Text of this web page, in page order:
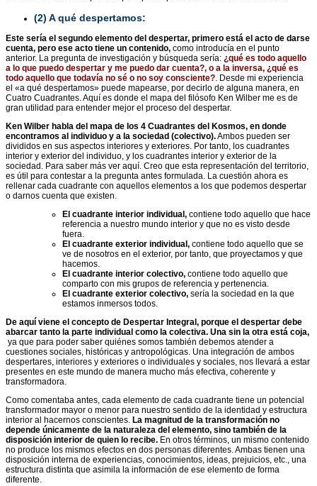
(2) A qué despertamos:
Este sería el segundo elemento del despertar, primero está el acto de darse
cuenta, pero ese acto tiene un contenido, como introducía en el punto
anterior. La pregunta de investigación y búsqueda sería: ¿qué es todo aquello
a lo que puedo despertar y me puedo dar cuenta?, o a la inversa, ¿qué es
todo aquello que todavía no sé o no soy consciente?. Desde mi experiencia
el «a qué despertamos» puede mapearse, por decirlo de alguna manera, en
Cuatro Cuadrantes. Aquí es donde el mapa del filósofo Ken Wilber me es de
gran utilidad para entender mejor el proceso del despertar.
Ken Wilber habla del mapa de los 4 Cuadrantes del Kosmos, en donde
encontramos al individuo y a la sociedad (colectivo).Ambos pueden ser
divididos en sus aspectos interiores y exteriores. Por tanto, los cuadrantes
interior y exterior del individuo, y los cuadrantes interior y exterior de la
sociedad. Para saber más ver aquí. Creo que esta representación del territorio,
es útil para contestar a la pregunta antes formulada. La cuestión ahora es
rellenar cada cuadrante con aquellos elementos a los que podemos despertar
o darnos cuenta que existen.
El cuadrante interior individual, contiene todo aquello que hace
referencia a nuestro mundo interior y que no es visto desde
fuera.
El cuadrante exterior individual, contiene todo aquello que se
ve de nosotros en el exterior, por tanto, que proyectamos y que
hacemos.
El cuadrante interior colectivo, contiene todo aquello que
comparto con mis grupos de referencia y pertenencia.
El cuadrante exterior colectivo, sería la sociedad en la que
estamos inmersos todos.
De aquí viene el concepto de Despertar Integral, porque el despertar debe
abarcar tanto la parte individual como la colectiva. Una sin la otra está coja,
ya que para poder saber quiénes somos también debemos atender a
cuestiones sociales, históricas y antropológicas. Una integración de ambos
despertares, interiores y exteriores o individuales y sociales, nos llevará a estar
presentes en este mundo de manera mucho más efectiva, coherente y
transformadora.
Como comentaba antes, cada elemento de cada cuadrante tiene un potencial
transformador mayor o menor para nuestro sentido de la identidad y estructura
interior al hacernos conscientes. La magnitud de la transformación no
depende únicamente de la naturaleza del elemento, sino también de la
disposición interior de quien lo recibe. En otros términos, un mismo contenido
no produce los mismos efectos en dos personas diferentes. Ambas tienen una
disposición interna de experiencias, conocimientos, ideas, prejuicios, etc., una
estructura distinta que asimila la información de ese elemento de forma
diferente.